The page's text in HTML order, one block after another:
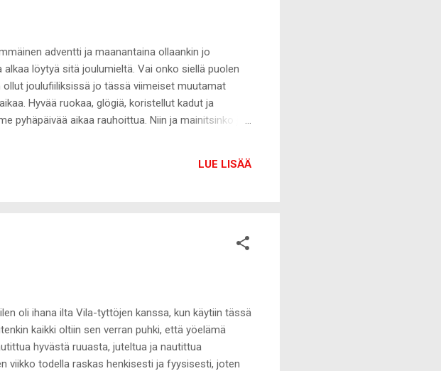
adventti ja maanantaina ollaankin jo
löytyä sitä joulumieltä. Vai onko siellä puolen
joulufiiliksissä jo tässä viimeiset muutamat
Hyvää ruokaa, glögiä, koristellut kadut ja
pyhäpäivää aikaa rauhoittua. Niin ja mainitsinko jo
tuo tullessaan myös oleellisena osana
erilaisen joulukalenterin. Joulukalenterissa
LUE LISÄÄ
oli ihana ilta Vila-tyttöjen kanssa, kun käytiin tässä
kaikki oltiin sen verran puhki, että yöelämä
hyvästä ruuasta, juteltua ja nautittua
viikko todella raskas henkisesti ja fyysisesti, joten